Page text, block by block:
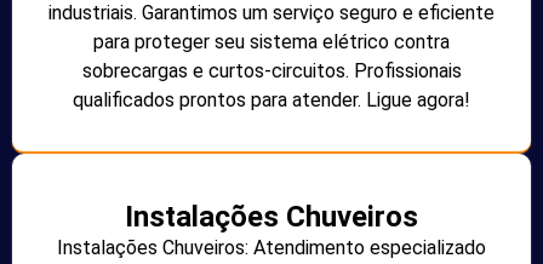
industriais. Garantimos um serviço seguro e eficiente
para proteger seu sistema elétrico contra
sobrecargas e curtos-circuitos. Profissionais
qualificados prontos para atender. Ligue agora!
Instalações Chuveiros
Instalações Chuveiros: Atendimento especializado